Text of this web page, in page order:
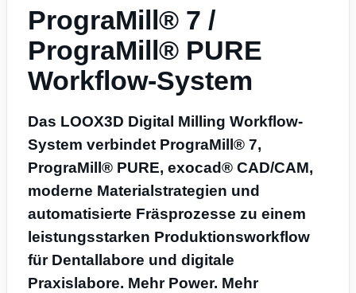
PrograMill® 7 /
PrograMill® PURE
Workflow-System
Das LOOX3D Digital Milling Workflow-
System verbindet PrograMill® 7,
PrograMill® PURE, exocad® CAD/CAM,
moderne Materialstrategien und
automatisierte Fräsprozesse zu einem
leistungsstarken Produktionsworkflow
für Dentallabore und digitale
Praxislabore. Mehr Power. Mehr